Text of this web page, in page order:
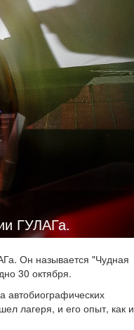
ГУЛАГа.
Он называется "Чудная
30 октября.
автобиографических
лагеря, и его опыт, как и